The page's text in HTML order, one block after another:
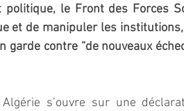
politique, le Front des Forces
et de manipuler les
garde contre “de nouveaux
s’ouvre sur une